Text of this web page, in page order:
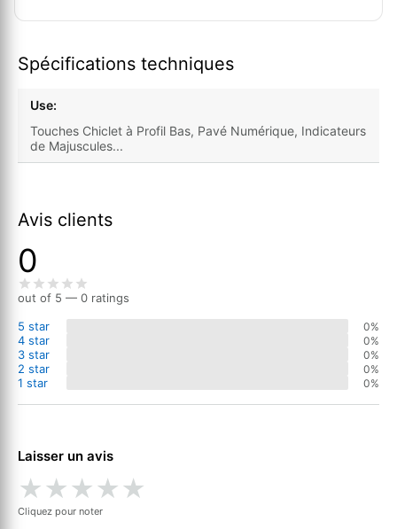
Spécifications techniques
Use:
Touches Chiclet à Profil Bas, Pavé Numérique, Indicateurs
de Majuscules...
Avis clients
0
out of 5 — 0 ratings
5 star
0%
4 star 0%
3 star 0%
2 star 0%
1 star 0%
Laisser un avis
★★★★★
Cliquez pour noter